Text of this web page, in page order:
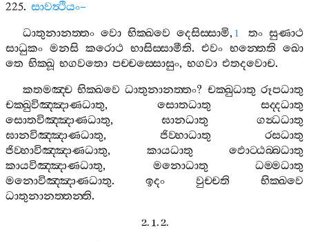
225. සාවත්‍ථියං–
ධාතුනානත‍්තං වො භික‍්ඛවෙ දෙසිස‍්සාමි, 1 තං සුණාථ
සාධුකං මනසි කරොථ භාසිස‍්සාමීති. එවං භන‍්තෙති ඛො
තෙ භික‍්ඛූ භගවතො පච‍්චස‍්සොසුං, භගවා එතදවොච.
කතමඤ‍්ච භික‍්ඛවෙ ධාතුනානත‍්තං? චක‍්ඛුධාතු රූපධාතු
චක‍්ඛුවිඤ‍්ඤාණධාතු, සොතධාතු
සද‍්දධාතු
සොතවිඤ‍්ඤාණධාතු, ඝානධාතු
ගන්‍ධධාතු
ඝානවිඤ‍්ඤාණධාතු, ජිව‍්හාධාතු
රසධාතු
ජිව‍්හාවිඤ‍්ඤාණධාතු, කායධාතු
ඵොට‍්ඨබ‍්බධාතු
කායවිඤ‍්ඤාණධාතු, මනොධාතු
ධම‍්මධාතු
මනොවිඤ‍්ඤාණධාතු. ඉදං වුච‍්චති
භික‍්ඛවෙ
ධාතුනානත‍්තන‍්ති.
2. 1. 2.